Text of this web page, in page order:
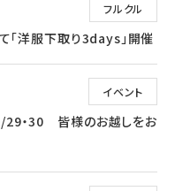
フルクル
「洋服下取り3days」開催
イベント
29・30 皆様のお越しをお